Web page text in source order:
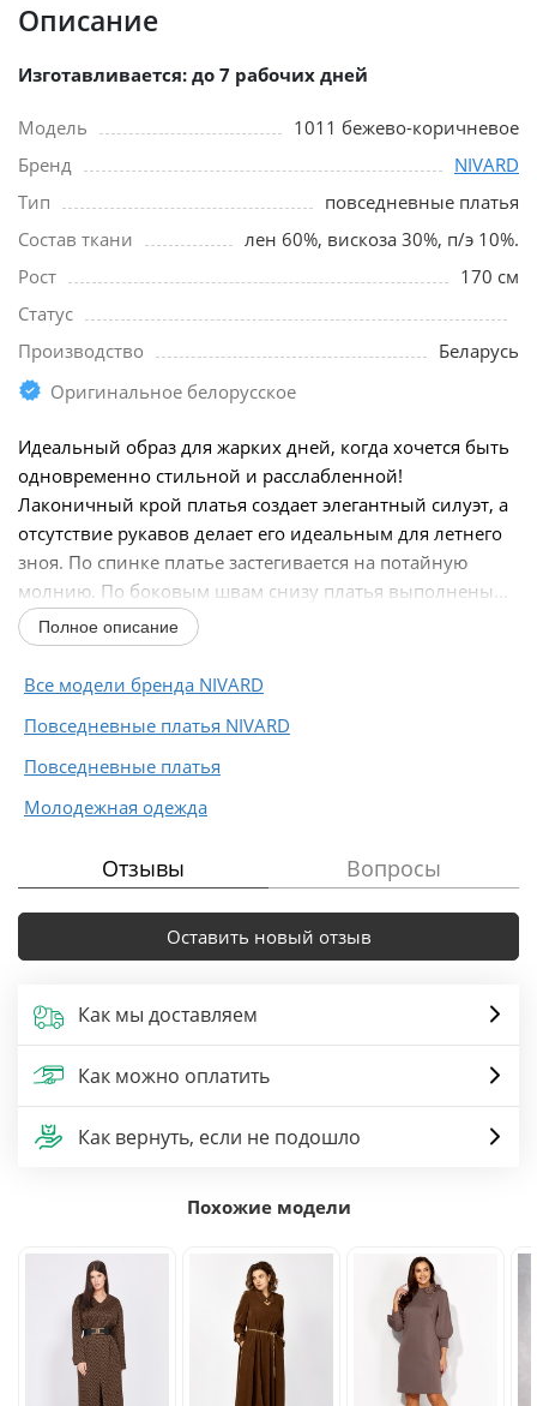
Описание
Изготавливается: до 7 рабочих дней
Модель
1011 бежево-коричневое
Бренд
NIVARD
Тип
повседневные платья
Состав ткани
лен 60%, вискоза 30%, п/э 10%.
Рост
170 см
Статус
Производство
Беларусь
Оригинальное белорусское
Идеальный образ для жарких дней, когда хочется быть
одновременно стильной и расслабленной!
Лаконичный крой платья создает элегантный силуэт, а
отсутствие рукавов делает его идеальным для летнего
зноя. По спинке платье застегивается на потайную
молнию. По боковым швам снизу платья выполнены...
Полное описание
Все модели бренда NIVARD
Повседневные платья NIVARD
Повседневные платья
Молодежная одежда
Отзывы Вопросы
Оставить новый отзыв
Как мы доставляем
Как можно оплатить
Как вернуть, если не подошло
Похожие модели